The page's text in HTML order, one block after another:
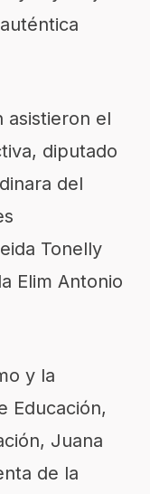
asistieron el
diputado
del
Tonelly
Elim Antonio
y la
Educación,
Juana
de la